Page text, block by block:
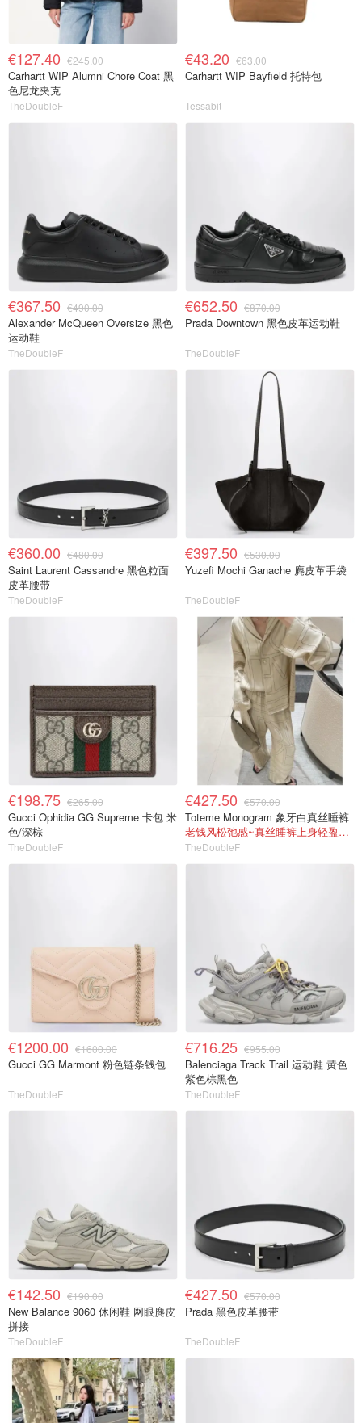
€127.40 €245.00
Carhartt WIP Alumni Chore Coat 黑
色尼龙夹克
TheDoubleF
€43.20 €63.00
Carhartt WIP Bayfield 托特包
Tessabit
€367.50 €490.00
Alexander McQueen Oversize 黑色
运动鞋
TheDoubleF
€652.50 €870.00
Prada Downtown 黑色皮革运动鞋
TheDoubleF
€360.00 €480.00
Saint Laurent Cassandre 黑色粒面
皮革腰带
TheDoubleF
€397.50 €530.00
Yuzefi Mochi Ganache 麂皮革手袋
TheDoubleF
€198.75 €265.00
Gucci Ophidia GG Supreme 卡包 米
色/深棕
TheDoubleF
€427.50 €570.00
Toteme Monogram 象牙白真丝睡裤
老钱风松弛感~真丝睡裤上身轻盈又高级
TheDoubleF
€1200.00 €1600.00
Gucci GG Marmont 粉色链条钱包
TheDoubleF
€716.25 €955.00
Balenciaga Track Trail 运动鞋 黄色
紫色棕黑色
TheDoubleF
€142.50 €190.00
New Balance 9060 休闲鞋 网眼麂皮
拼接
TheDoubleF
€427.50 €570.00
Prada 黑色皮革腰带
TheDoubleF